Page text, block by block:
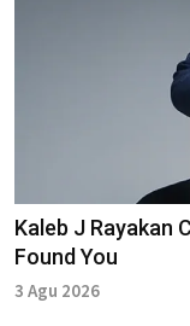
Kaleb J Rayakan
Found You
3 Agu 2026